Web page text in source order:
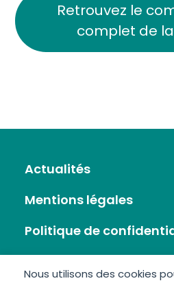
Nous utilisons des cookies
Retrouvez le
complet de
Actualités
Mentions légales
Politique de